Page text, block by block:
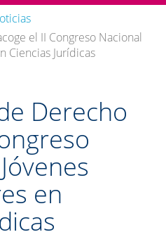
el II Congreso Nacional
Ciencias Jurídicas
Derecho
en